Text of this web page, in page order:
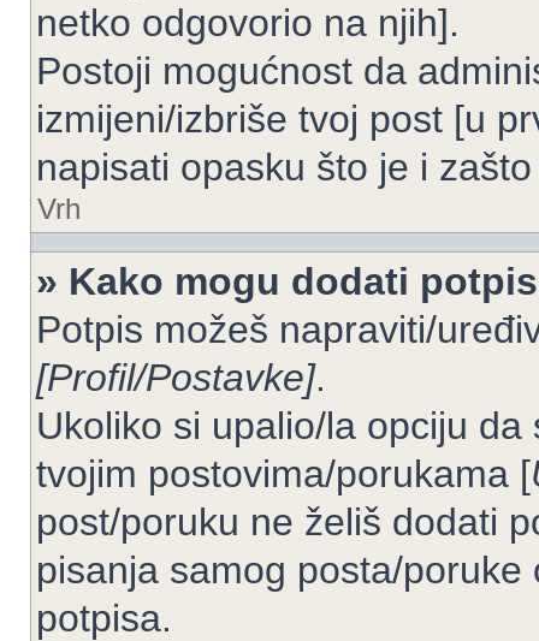
netko odgovorio na njih].
Postoji mogućnost da
izmijeni/izbriše tvoj post [u
napisati opasku što je i
Vrh
» Kako mogu dodati
Potpis možeš napraviti/
[Profil/Postavke].
Ukoliko si upalio/la opciju
tvojim postovima/porukama [
post/poruku ne želiš dodati
pisanja samog posta/
potpisa.